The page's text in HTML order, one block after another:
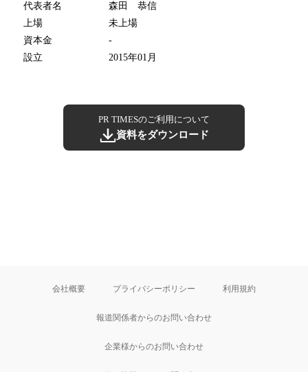
代表者名
森田 恭信
上場
未上場
資本金
-
設立
2015年01月
PR TIMESのご利用について
資料をダウンロード
会社概要 プライバシーポリシー 利用規約
報道関係者からのお問い合わせ
企業様からのお問い合わせ